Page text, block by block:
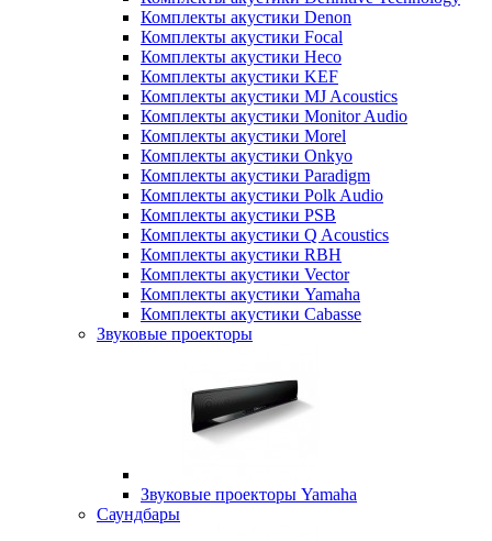
Комплекты акустики Denon
Комплекты акустики Focal
Комплекты акустики Heco
Комплекты акустики KEF
Комплекты акустики MJ Acoustics
Комплекты акустики Monitor Audio
Комплекты акустики Morel
Комплекты акустики Onkyo
Комплекты акустики Paradigm
Комплекты акустики Polk Audio
Комплекты акустики PSB
Комплекты акустики Q Acoustics
Комплекты акустики RBH
Комплекты акустики Vector
Комплекты акустики Yamaha
Комплекты акустики Сabasse
Звуковые проекторы
Звуковые проекторы Yamaha
Саундбары